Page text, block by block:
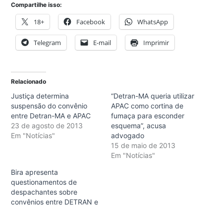
Compartilhe isso:
18+ Facebook WhatsApp
Telegram E-mail Imprimir
Relacionado
Justiça determina
suspensão do convênio
entre Detran-MA e APAC
23 de agosto de 2013
Em "Notícias"
“Detran-MA queria utilizar
APAC como cortina de
fumaça para esconder
esquema”, acusa
advogado
15 de maio de 2013
Em "Notícias"
Bira apresenta
questionamentos de
despachantes sobre
convênios entre DETRAN e